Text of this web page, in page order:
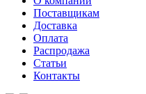
Поставщикам
Доставка
Оплата
Распродажа
Статьи
Контакты